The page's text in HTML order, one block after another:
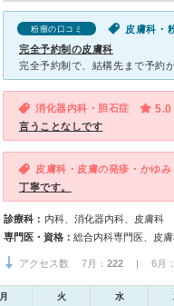
粉瘤の口コミ 皮膚科・
完全予約制の皮膚科
消化器内科・胆石症 5.0
言うことなしです
皮膚科・皮膚の発疹・かゆみ
丁寧です。
診療科： 内科、消化器内科、皮膚科
専門医・資格： 総合内科専門医、皮
アクセス数 7月： 222 | 6月：
月 火 水